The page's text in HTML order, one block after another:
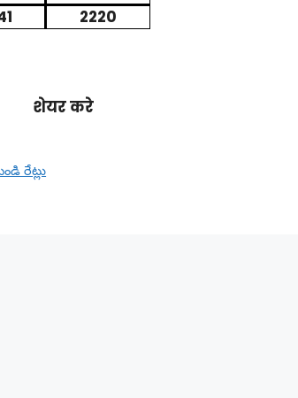
2220
शेयर करे
రేట్లు